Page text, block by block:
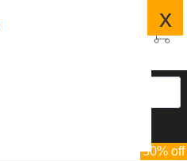
x
50% off